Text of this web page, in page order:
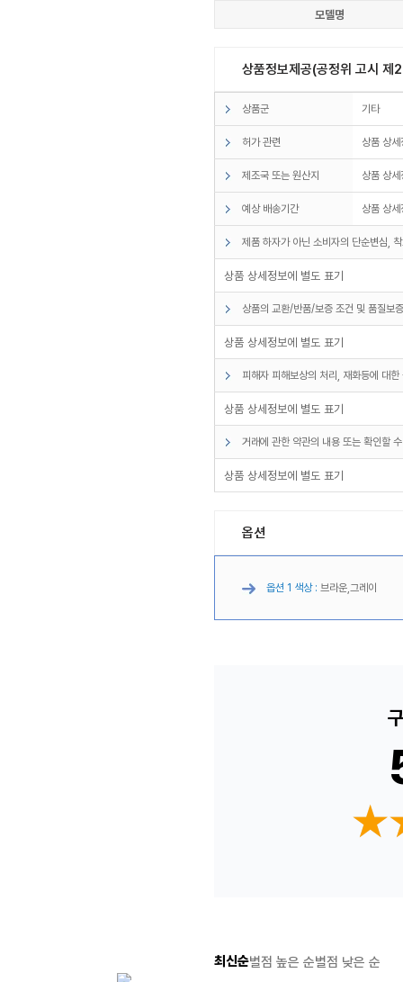
모델명
상품정보제공(공정위 고시
상품군 기타
허가 관련 상품 상
제조국 또는 원산지 상품 상
예상 배송기간 상품 상
제품 하자가 아닌 소비자의 단순변심,
상품 상세정보에 별도 표기
상품의 교환/반품/보증 조건 및 품질보
상품 상세정보에 별도 표기
피해자 피해보상의 처리, 재화등에 대
상품 상세정보에 별도 표기
거래에 관한 약관의 내용 또는 확인할
상품 상세정보에 별도 표기
옵션
옵션 1 색상 : 브라운,그레이
최신순별점 높은 순별점 낮은 순